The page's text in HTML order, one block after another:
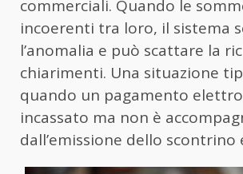
commerciali. Quando le
incoerenti tra loro, il sistema
l’anomalia e può scattare la
chiarimenti. Una situazione
quando un pagamento
incassato ma non è
dall’emissione dello